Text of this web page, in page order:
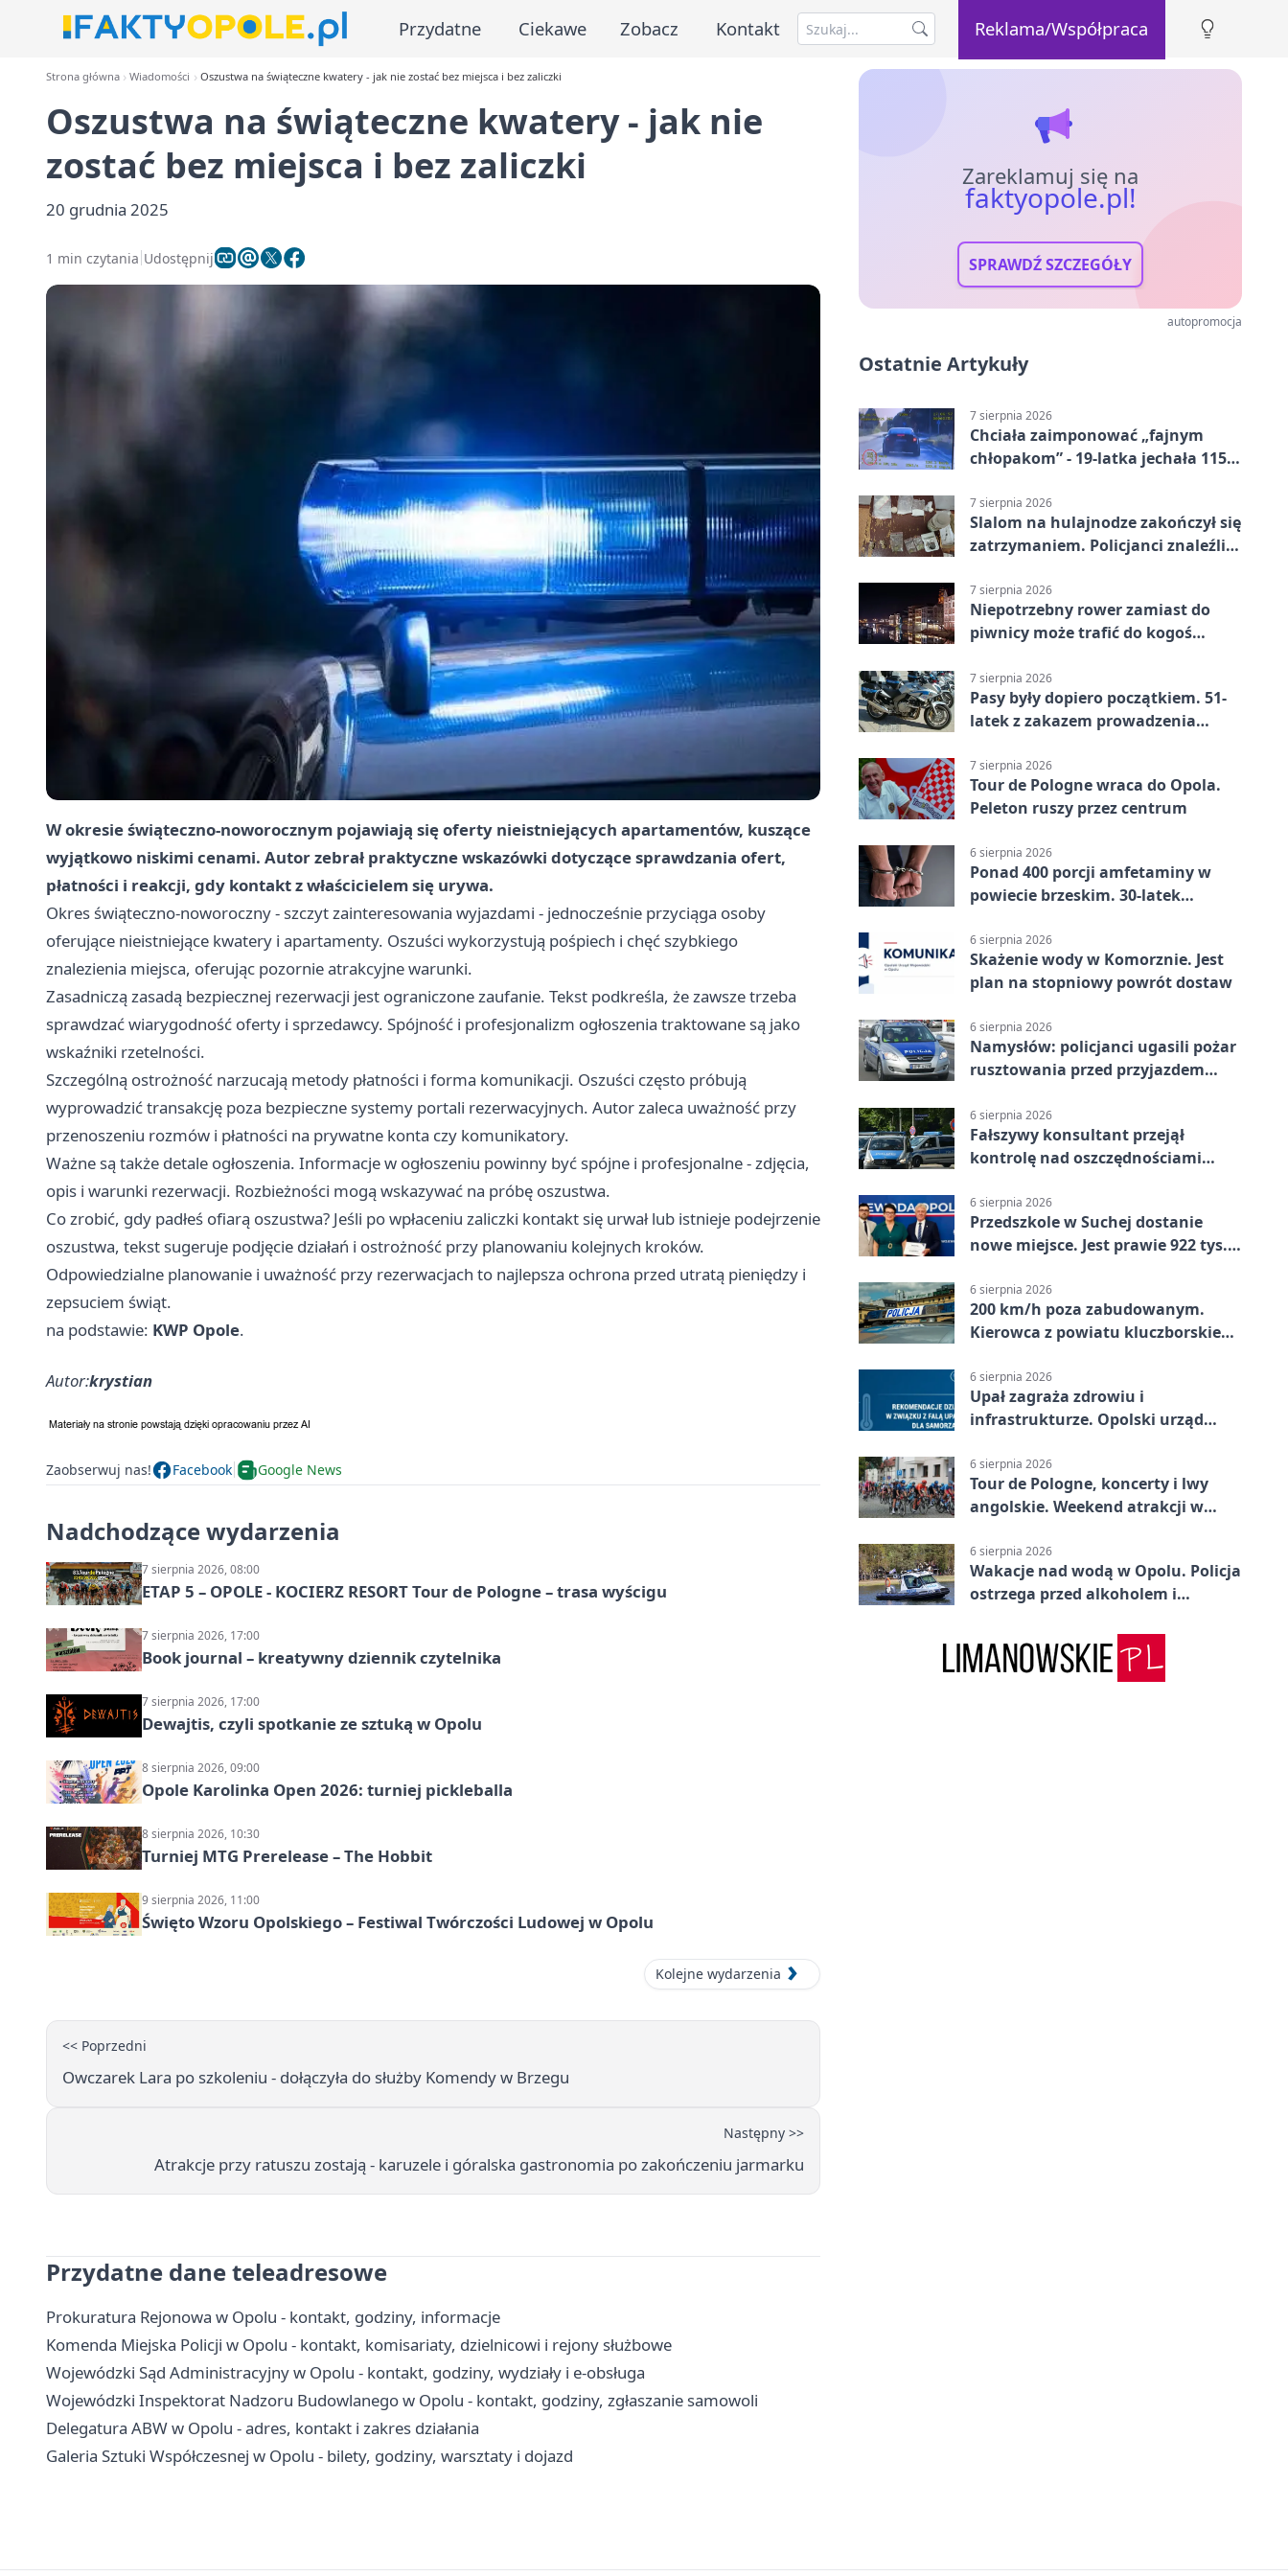
Przydatne Ciekawe Zobacz Kontakt Reklama/Współpraca
Strona główna Wiadomości Oszustwa na świąteczne kwatery - jak nie zostać bez miejsca i bez zaliczki
Oszustwa na świąteczne kwatery - jak nie
zostać bez miejsca i bez zaliczki
20 grudnia 2025
1 min czytania Udostępnij
W okresie świąteczno-noworocznym pojawiają się oferty nieistniejących apartamentów, kuszące
wyjątkowo niskimi cenami. Autor zebrał praktyczne wskazówki dotyczące sprawdzania ofert,
płatności i reakcji, gdy kontakt z właścicielem się urywa.
Okres świąteczno-noworoczny - szczyt zainteresowania wyjazdami - jednocześnie przyciąga osoby
oferujące nieistniejące kwatery i apartamenty. Oszuści wykorzystują pośpiech i chęć szybkiego
znalezienia miejsca, oferując pozornie atrakcyjne warunki.
Zasadniczą zasadą bezpiecznej rezerwacji jest ograniczone zaufanie. Tekst podkreśla, że zawsze trzeba
sprawdzać wiarygodność oferty i sprzedawcy. Spójność i profesjonalizm ogłoszenia traktowane są jako
wskaźniki rzetelności.
Szczególną ostrożność narzucają metody płatności i forma komunikacji. Oszuści często próbują
wyprowadzić transakcję poza bezpieczne systemy portali rezerwacyjnych. Autor zaleca uważność przy
przenoszeniu rozmów i płatności na prywatne konta czy komunikatory.
Ważne są także detale ogłoszenia. Informacje w ogłoszeniu powinny być spójne i profesjonalne - zdjęcia,
opis i warunki rezerwacji. Rozbieżności mogą wskazywać na próbę oszustwa.
Co zrobić, gdy padłeś ofiarą oszustwa? Jeśli po wpłaceniu zaliczki kontakt się urwał lub istnieje podejrzenie
oszustwa, tekst sugeruje podjęcie działań i ostrożność przy planowaniu kolejnych kroków.
Odpowiedzialne planowanie i uważność przy rezerwacjach to najlepsza ochrona przed utratą pieniędzy i
zepsuciem świąt.
na podstawie: KWP Opole.
Autor:krystian
Zaobserwuj nas! Facebook Google News
Nadchodzące wydarzenia
7 sierpnia 2026, 08:00
ETAP 5 – OPOLE - KOCIERZ RESORT Tour de Pologne – trasa wyścigu
7 sierpnia 2026, 17:00
Book journal – kreatywny dziennik czytelnika
7 sierpnia 2026, 17:00
Dewajtis, czyli spotkanie ze sztuką w Opolu
8 sierpnia 2026, 09:00
Opole Karolinka Open 2026: turniej pickleballa
8 sierpnia 2026, 10:30
Turniej MTG Prerelease – The Hobbit
9 sierpnia 2026, 11:00
Święto Wzoru Opolskiego – Festiwal Twórczości Ludowej w Opolu
Kolejne wydarzenia
<< Poprzedni
Owczarek Lara po szkoleniu - dołączyła do służby Komendy w Brzegu
Następny >>
Atrakcje przy ratuszu zostają - karuzele i góralska gastronomia po zakończeniu jarmarku
Przydatne dane teleadresowe
Prokuratura Rejonowa w Opolu - kontakt, godziny, informacje
Komenda Miejska Policji w Opolu - kontakt, komisariaty, dzielnicowi i rejony służbowe
Wojewódzki Sąd Administracyjny w Opolu - kontakt, godziny, wydziały i e-obsługa
Wojewódzki Inspektorat Nadzoru Budowlanego w Opolu - kontakt, godziny, zgłaszanie samowoli
Delegatura ABW w Opolu - adres, kontakt i zakres działania
Galeria Sztuki Współczesnej w Opolu - bilety, godziny, warsztaty i dojazd
Zareklamuj się na
faktyopole.pl!
SPRAWDŹ SZCZEGÓŁY
autopromocja
Ostatnie Artykuły
7 sierpnia 2026
Chciała zaimponować „fajnym
chłopakom” - 19-latka jechała 115
7 sierpnia 2026
Slalom na hulajnodze zakończył się
zatrzymaniem. Policjanci znaleźli
7 sierpnia 2026
Niepotrzebny rower zamiast do
piwnicy może trafić do kogoś
7 sierpnia 2026
Pasy były dopiero początkiem. 51-
latek z zakazem prowadzenia
7 sierpnia 2026
Tour de Pologne wraca do Opola.
Peleton ruszy przez centrum
6 sierpnia 2026
Ponad 400 porcji amfetaminy w
powiecie brzeskim. 30-latek
6 sierpnia 2026
Skażenie wody w Komorznie. Jest
plan na stopniowy powrót dostaw
6 sierpnia 2026
Namysłów: policjanci ugasili pożar
rusztowania przed przyjazdem
6 sierpnia 2026
Fałszywy konsultant przejął
kontrolę nad oszczędnościami
6 sierpnia 2026
Przedszkole w Suchej dostanie
nowe miejsce. Jest prawie 922 tys.
6 sierpnia 2026
200 km/h poza zabudowanym.
Kierowca z powiatu kluczborskiego
6 sierpnia 2026
Upał zagraża zdrowiu i
infrastrukturze. Opolski urząd
6 sierpnia 2026
Tour de Pologne, koncerty i lwy
angolskie. Weekend atrakcji w
6 sierpnia 2026
Wakacje nad wodą w Opolu. Policja
ostrzega przed alkoholem i